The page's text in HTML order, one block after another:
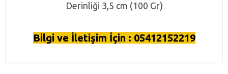
Derinliği 3,5 cm (100 Gr)
Bilgi ve İletişim İçin : 05412152219